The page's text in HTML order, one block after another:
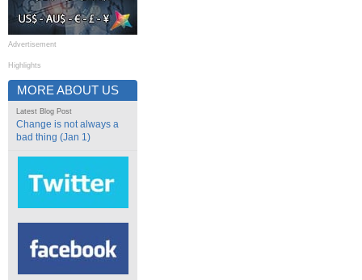
Advertisement
Highlights
MORE ABOUT US
Latest Blog Post
Change is not always a
bad thing (Jan 1)